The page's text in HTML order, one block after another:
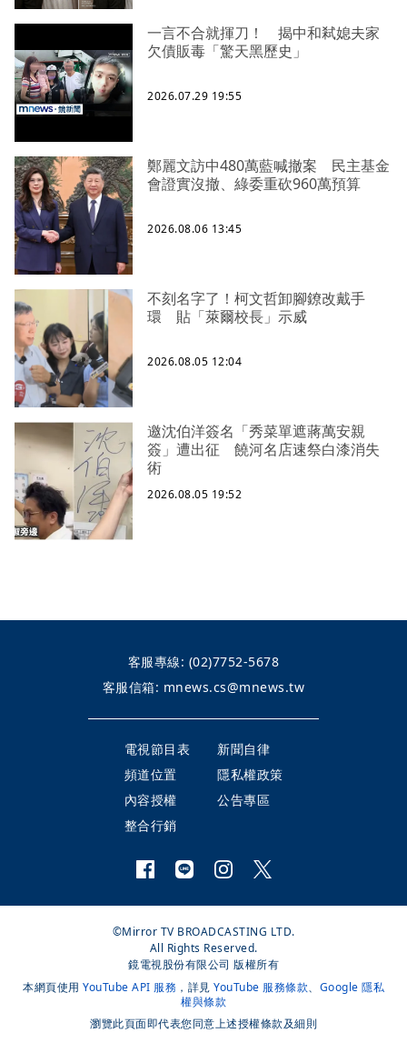
一言不合就揮刀！ 揭中和弒媳夫家
欠債販毒「驚天黑歷史」
2026.07.29 19:55
鄭麗文訪中480萬藍喊撤案 民主基金
會證實沒撤、綠委重砍960萬預算
2026.08.06 13:45
不刻名字了！柯文哲卸腳鐐改戴手
環 貼「萊爾校長」示威
2026.08.05 12:04
邀沈伯洋簽名「秀菜單遮蔣萬安親
簽」遭出征 饒河名店速祭白漆消失
術
2026.08.05 19:52
客服專線: (02)7752-5678
客服信箱: mnews.cs@mnews.tw
電視節目表
新聞自律
頻道位置
隱私權政策
內容授權
公告專區
整合行銷
©Mirror TV BROADCASTING LTD.
All Rights Reserved.
鏡電視股份有限公司 版權所有
本網頁使用 YouTube API 服務 ，詳見 YouTube 服務條款、 Google 隱私
權與條款
瀏覽此頁面即代表您同意上述授權條款及細則